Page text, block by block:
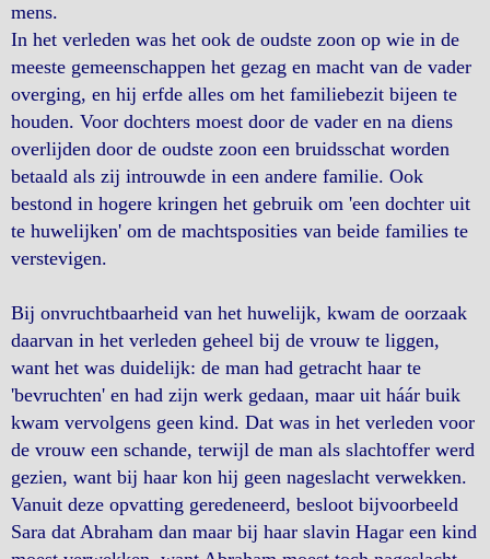
mens.
In het verleden was het ook de oudste zoon op wie in de
meeste gemeenschappen het gezag en macht van de vader
overging, en hij erfde alles om het familiebezit bijeen te
houden. Voor dochters moest door de vader en na diens
overlijden door de oudste zoon een bruidsschat worden
betaald als zij introuwde in een andere familie. Ook
bestond in hogere kringen het gebruik om 'een dochter uit
te huwelijken' om de machtsposities van beide families te
verstevigen.
Bij onvruchtbaarheid van het huwelijk, kwam de oorzaak
daarvan in het verleden geheel bij de vrouw te liggen,
want het was duidelijk: de man had getracht haar te
'bevruchten' en had zijn werk gedaan, maar uit háár buik
kwam vervolgens geen kind. Dat was in het verleden voor
de vrouw een schande, terwijl de man als slachtoffer werd
gezien, want bij haar kon hij geen nageslacht verwekken.
Vanuit deze opvatting geredeneerd, besloot bijvoorbeeld
Sara dat Abraham dan maar bij haar slavin Hagar een kind